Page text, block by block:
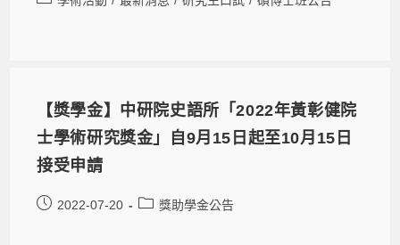
【獎學金】中研院史語所「2022年黃彰健院
士學術研究獎金」自9月15日起至10月15日
接受申請
2022-07-20 獎助學金公告